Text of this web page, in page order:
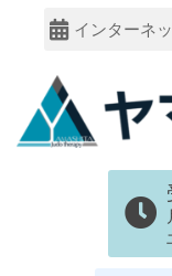
content
インターネ
大